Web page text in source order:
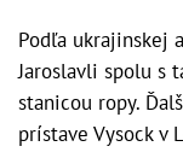
Podľa ukrajinskej
Jaroslavli spolu s
stanicou ropy.
prístave Vysock v